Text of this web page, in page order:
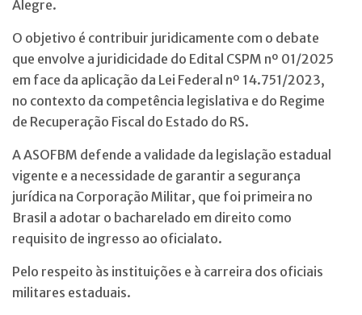
Alegre.
O objetivo é contribuir juridicamente com o debate
que envolve a juridicidade do Edital CSPM nº 01/2025
em face da aplicação da Lei Federal nº 14.751/2023,
no contexto da competência legislativa e do Regime
de Recuperação Fiscal do Estado do RS.
A ASOFBM defende a validade da legislação estadual
vigente e a necessidade de garantir a segurança
jurídica na Corporação Militar, que foi primeira no
Brasil a adotar o bacharelado em direito como
requisito de ingresso ao oficialato.
Pelo respeito às instituições e à carreira dos oficiais
militares estaduais.